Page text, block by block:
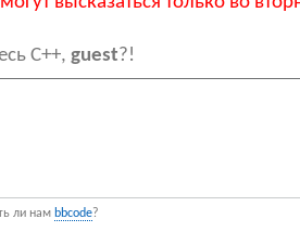
C++, guest?!
ли нам bbcode?